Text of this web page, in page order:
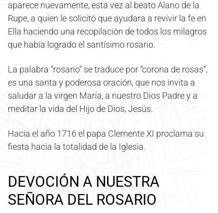
aparece nuevamente, esta vez al beato Alano de la
Rupe, a quien le solicitó que ayudara a revivir la fe en
Ella haciendo una recopilación de todos los milagros
que había logrado el santísimo rosario.
La palabra “rosario” se traduce por “corona de rosas”,
es una santa y poderosa oración, que nos invita a
saludar a la virgen María, a nuestro Dios Padre y a
meditar la vida del Hijo de Dios, Jesús.
Hacia el año 1716 el papa Clemente XI proclama su
fiesta hacia la totalidad de la Iglesia.
DEVOCIÓN A NUESTRA
SEÑORA DEL ROSARIO